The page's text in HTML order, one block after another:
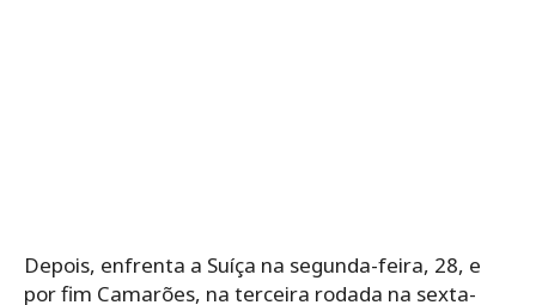
Depois, enfrenta a Suíça na segunda-feira, 28, e
por fim Camarões, na terceira rodada na sexta-